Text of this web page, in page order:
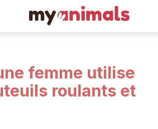
femme utilise
roulants et